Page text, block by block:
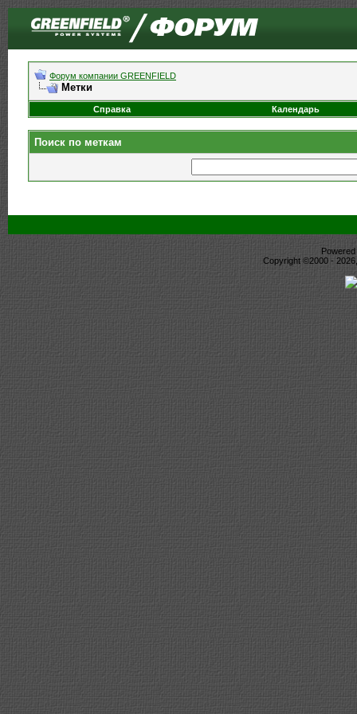
Форум компании GREENFIELD
Метки
Справка Календарь
Поиск по меткам
Copyright ©2000 -